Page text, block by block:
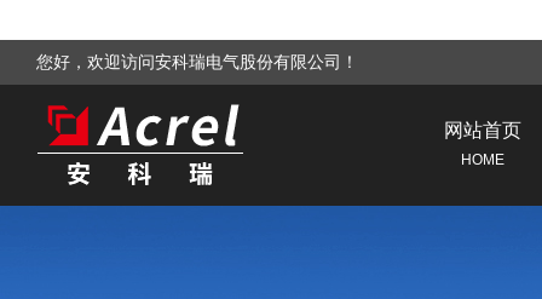
您好，欢迎访问安科瑞电气股份有限公司！
网站首页
HOME